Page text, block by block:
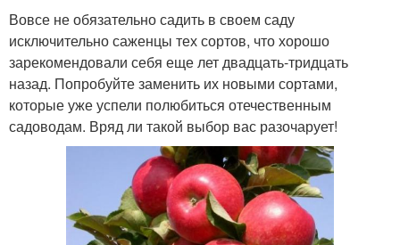
Вовсе не обязательно садить в своем саду
исключительно саженцы тех сортов, что хорошо
зарекомендовали себя еще лет двадцать-тридцать
назад. Попробуйте заменить их новыми сортами,
которые уже успели полюбиться отечественным
садоводам. Вряд ли такой выбор вас разочарует!